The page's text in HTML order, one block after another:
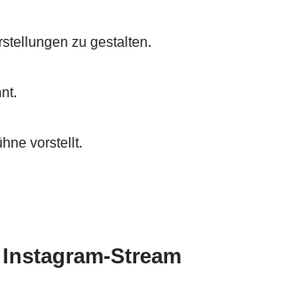
zu gestalten.
vorstellt.
Stream